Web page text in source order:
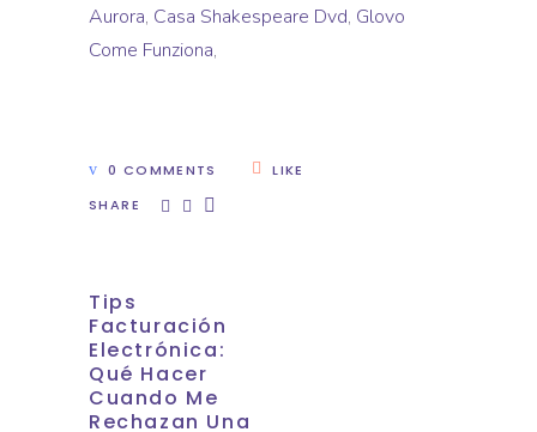
Aurora, Casa Shakespeare Dvd, Glovo
Come Funziona,
0 COMMENTS
LIKE
SHARE
Tips
Facturación
Electrónica:
Qué Hacer
Cuando Me
Rechazan Una